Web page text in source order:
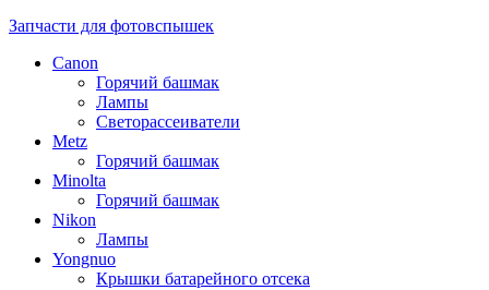
Запчасти для фотовспышек
Canon
Горячий башмак
Лампы
Светорассеиватели
Metz
Горячий башмак
Minolta
Горячий башмак
Nikon
Лампы
Yongnuo
Крышки батарейного отсека